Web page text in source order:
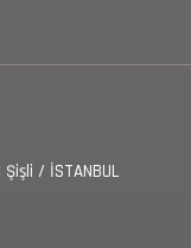
/ İSTANBUL